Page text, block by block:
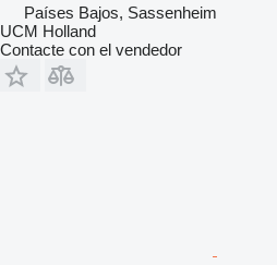
Países Bajos, Sassenheim
UCM Holland
Contacte con el vendedor